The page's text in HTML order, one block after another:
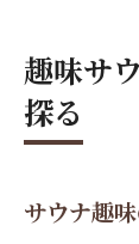
趣味サ
探る
サウナ趣